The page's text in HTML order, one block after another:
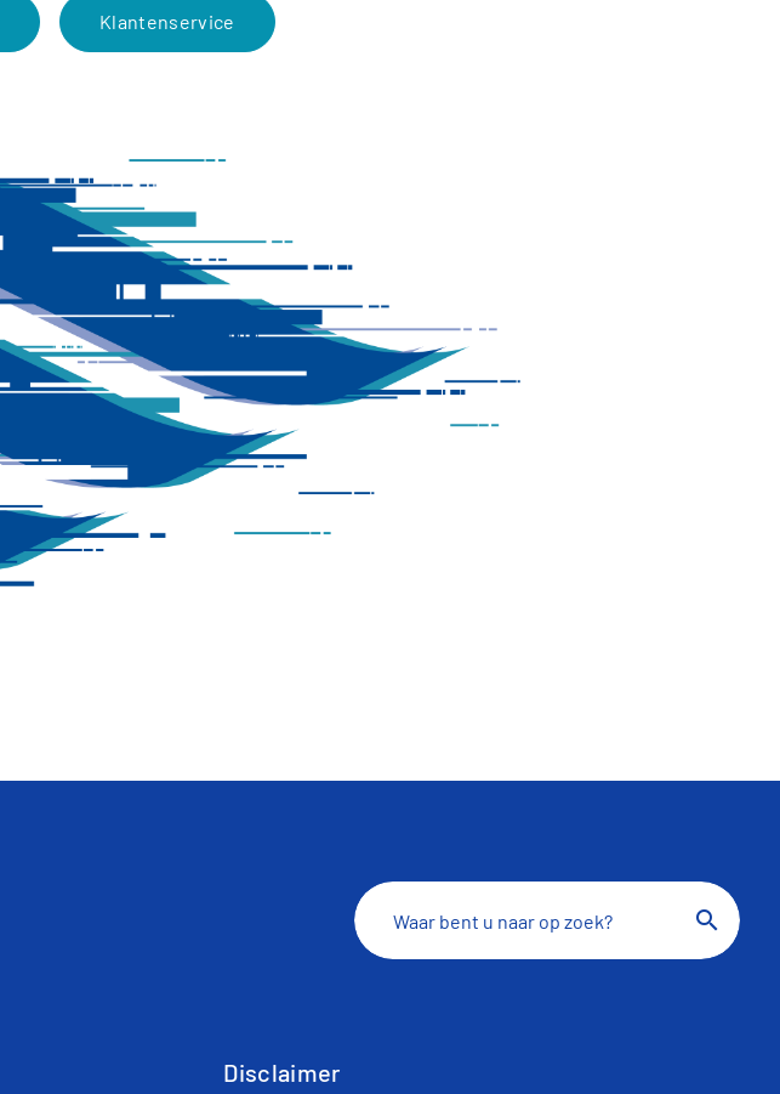
Klantenservice
search
Disclaimer